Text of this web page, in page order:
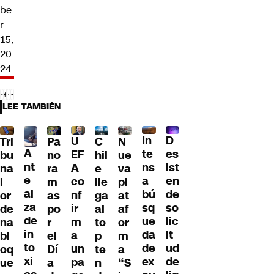
be
r
15,
20
24
LEE TAMBIÉN
Tri
bu
na
l
or
de
na
bl
oq
ue
A
nt
e
al
za
de
in
to
xi
Pa
no
ra
m
as
po
r
el
Dí
a
U
EF
A
co
nf
ir
m
a
un
pa
C
hil
e
lle
ga
al
to
p
te
n
N
ue
va
pl
at
af
or
m
a
“S
In
te
ns
a
bú
sq
ue
da
de
ex
D
es
ist
en
de
so
lic
it
ud
de